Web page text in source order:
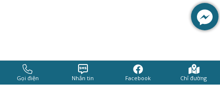
Gọi điện Nhắn tin Facebook Chỉ đường